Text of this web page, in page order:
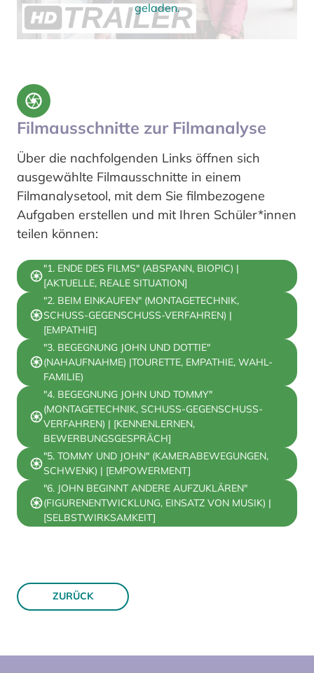
geladen.
Filmausschnitte zur Filmanalyse
Über die nachfolgenden Links öffnen sich
ausgewählte Filmausschnitte in einem
Filmanalysetool, mit dem Sie filmbezogene
Aufgaben erstellen und mit Ihren Schüler*innen
teilen können:
"1. ENDE DES FILMS" (ABSPANN, BIOPIC) |
[AKTUELLE, REALE SITUATION]
"2. BEIM EINKAUFEN" (MONTAGETECHNIK,
SCHUSS-GEGENSCHUSS-VERFAHREN) |
[EMPATHIE]
"3. BEGEGNUNG JOHN UND DOTTIE"
(NAHAUFNAHME) |TOURETTE, EMPATHIE, WAHL-
FAMILIE)
"4. BEGEGNUNG JOHN UND TOMMY"
(MONTAGETECHNIK, SCHUSS-GEGENSCHUSS-
VERFAHREN) | [KENNENLERNEN,
BEWERBUNGSGESPRÄCH]
"5. TOMMY UND JOHN" (KAMERABEWEGUNGEN,
SCHWENK) | [EMPOWERMENT]
"6. JOHN BEGINNT ANDERE AUFZUKLÄREN"
(FIGURENENTWICKLUNG, EINSATZ VON MUSIK) |
[SELBSTWIRKSAMKEIT]
ZURÜCK